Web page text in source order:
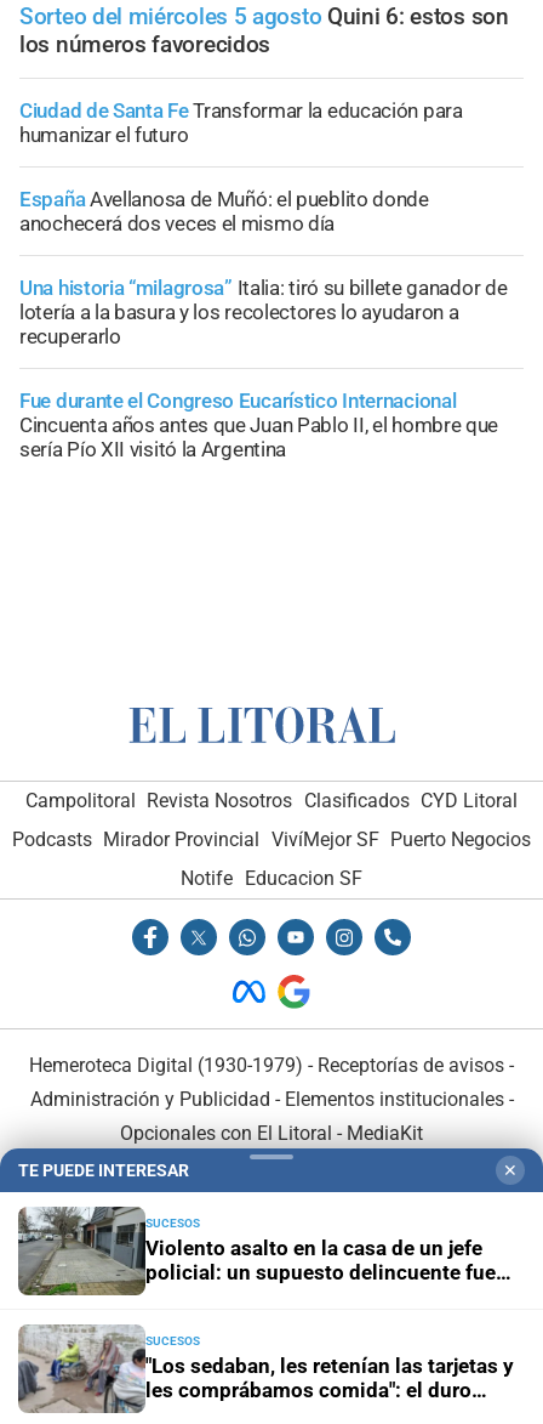
Sorteo del miércoles 5 agosto Quini 6: estos son
los números favorecidos
Ciudad de Santa FeTransformar la educación para
humanizar el futuro
EspañaAvellanosa de Muñó: el pueblito donde
anochecerá dos veces el mismo día
Una historia “milagrosa” Italia: tiró su billete ganador de
lotería a la basura y los recolectores lo ayudaron a
recuperarlo
Fue durante el Congreso Eucarístico Internacional
Cincuenta años antes que Juan Pablo II, el hombre que
sería Pío XII visitó la Argentina
Campolitoral Revista Nosotros Clasificados CYD Litoral
Podcasts Mirador Provincial VivíMejor SF Puerto Negocios
Notife Educacion SF
Hemeroteca Digital (1930-1979) - Receptorías de avisos -
Administración y Publicidad - Elementos institucionales-
Opcionales con El Litoral - MediaKit
En Asociación con:
TE PUEDE INTERESAR ✕
SUCESOS
Violento asalto en la casa de un jefe
policial: un supuesto delincuente fue
SUCESOS
"Los sedaban, les retenían las tarjetas y
les comprábamos comida": el duro